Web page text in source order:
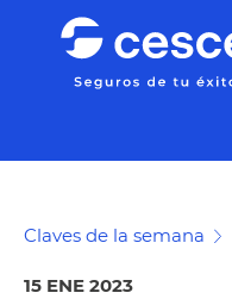
Claves de la semana
15 ENE 2023